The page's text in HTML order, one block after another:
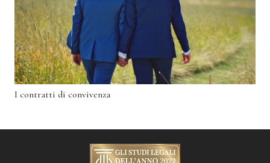
I contratti di convivenza